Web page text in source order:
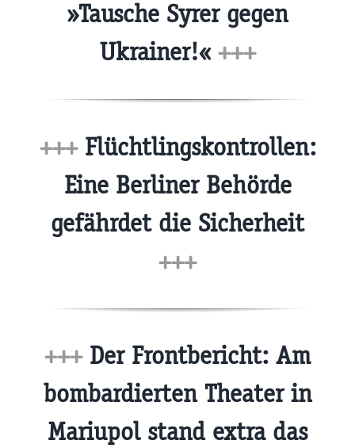
»Tausche Syrer gegen
Ukrainer!« +++
+++Flüchtlingskontrollen:
Eine Berliner Behörde
gefährdet die Sicherheit
+++
+++Der Frontbericht: Am
bombardierten Theater in
Mariupol stand extra das